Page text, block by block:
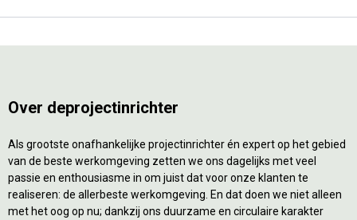
Over deprojectinrichter
Als grootste onafhankelijke projectinrichter én expert op het gebied
van de beste werkomgeving zetten we ons dagelijks met veel
passie en enthousiasme in om juist dat voor onze klanten te
realiseren: de allerbeste werkomgeving. En dat doen we niet alleen
met het oog op nu; dankzij ons duurzame en circulaire karakter